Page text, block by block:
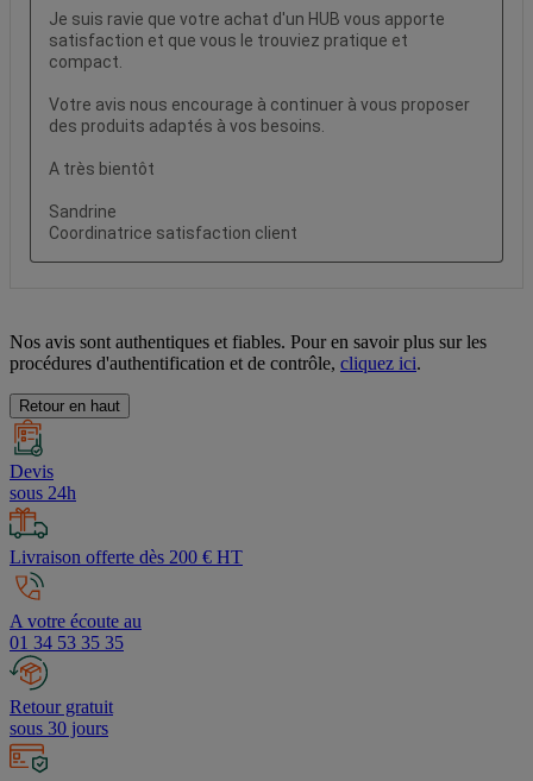
Nos avis sont authentiques et fiables. Pour en savoir plus sur les
procédures d'authentification et de contrôle, cliquez ici.
Retour en haut
Devis
sous 24h
Livraison offerte dès 200 € HT
A votre écoute au
01 34 53 35 35
Retour gratuit
sous 30 jours